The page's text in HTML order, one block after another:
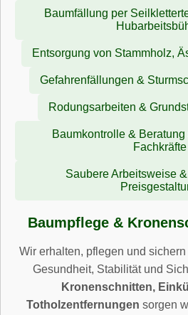
Baumfällung per
Entsorgung von Stammholz,
Gefahrenfällungen &
Rodungsarbeiten &
Baumkontrolle &
Fachkräfte
Saubere Arbeitsweise
Baumpflege &
Wir erhalten, pflegen und
Gesundheit, Stabilität und
Kronenschnitten,
Totholzentfernungen sorgen